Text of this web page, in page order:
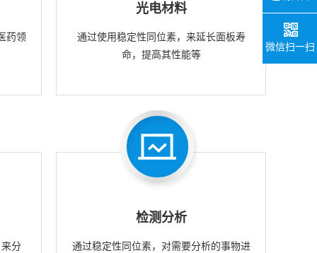
药领
光电材料
通过使用稳定性同位素，来延长面板寿
命，提高其性能等
分
检测分析
通过稳定性同位素，对需要分析的事物进
微信扫一扫